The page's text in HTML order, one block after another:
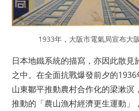
1933年，大阪市電氣局宣布大
日本地鐵系統的描寫，亦因此散見
之中。在全面抗戰爆發前夕的
山東鄒平推動農村合作化的梁漱溟
推動的「農山漁村經濟更生運動」